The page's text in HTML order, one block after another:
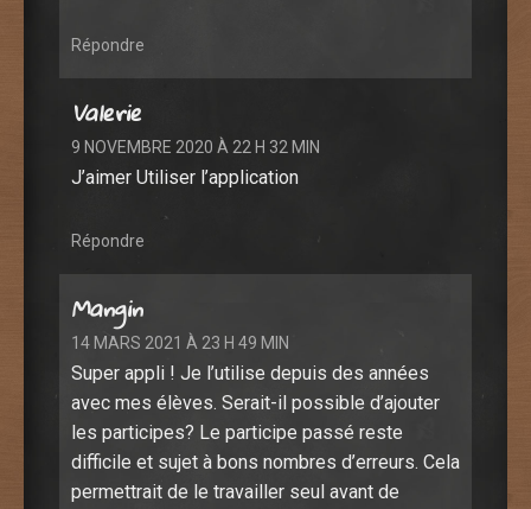
Répondre
Valerie
9 NOVEMBRE 2020 À 22 H 32 MIN
J’aimer Utiliser l’application
Répondre
Mangin
14 MARS 2021 À 23 H 49 MIN
Super appli ! Je l’utilise depuis des années
avec mes élèves. Serait-il possible d’ajouter
les participes? Le participe passé reste
difficile et sujet à bons nombres d’erreurs. Cela
permettrait de le travailler seul avant de